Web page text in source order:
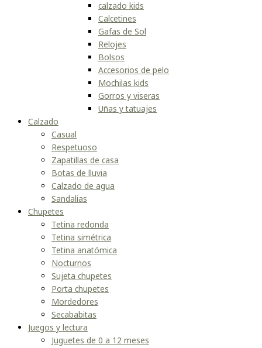
calzado kids
Calcetines
Gafas de Sol
Relojes
Bolsos
Accesorios de pelo
Mochilas kids
Gorros y viseras
Uñas y tatuajes
Calzado
Casual
Respetuoso
Zapatillas de casa
Botas de lluvia
Calzado de agua
Sandalias
Chupetes
Tetina redonda
Tetina simétrica
Tetina anatómica
Nocturnos
Sujeta chupetes
Porta chupetes
Mordedores
Secababitas
Juegos y lectura
Juguetes de 0 a 12 meses